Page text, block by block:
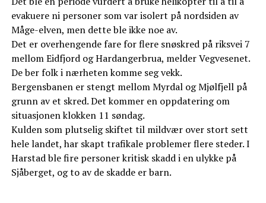
evakuere ni personer som var isolert på nordsiden av
Måge-elven, men dette ble ikke noe av.
Det er overhengende fare for flere snøskred på riksvei 7
mellom Eidfjord og Hardangerbrua, melder Vegvesenet.
De ber folk i nærheten komme seg vekk.
Bergensbanen er stengt mellom Myrdal og Mjølfjell på
grunn av et skred. Det kommer en oppdatering om
situasjonen klokken 11 søndag.
Kulden som plutselig skiftet til mildvær over stort sett
hele landet, har skapt trafikale problemer flere steder. I
Harstad ble fire personer kritisk skadd i en ulykke på
Sjåberget, og to av de skadde er barn.